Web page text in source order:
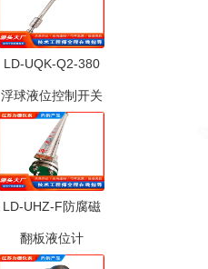
LD-UQK-Q2-380
浮球液位控制开关
LD-UHZ-F防腐磁
翻板液位计